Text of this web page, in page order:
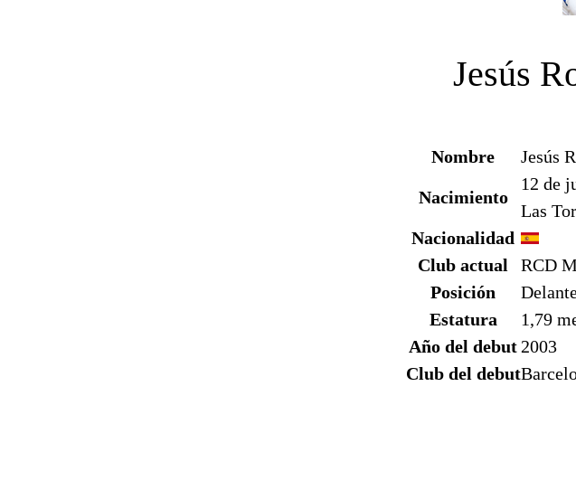
Jesús
Nombre
Jesús
Nacimiento
12 de
Las
Nacionalidad
Club actual
RCD
Posición
Estatura
1,79
Año del debut 2003
Club del debut